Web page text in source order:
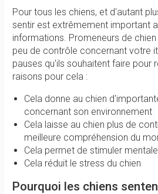
Pour tous les chiens, et d'autant
sentir est extrêmement important
informations. Promeneurs de chien
peu de contrôle concernant votre
pauses qu'ils souhaitent faire pour
raisons pour cela :
Cela donne au chien
concernant son environnement
Cela laisse au chien plus de
meilleure compréhension du
Cela permet de stimuler
Cela réduit le stress du chien
Pourquoi les chiens